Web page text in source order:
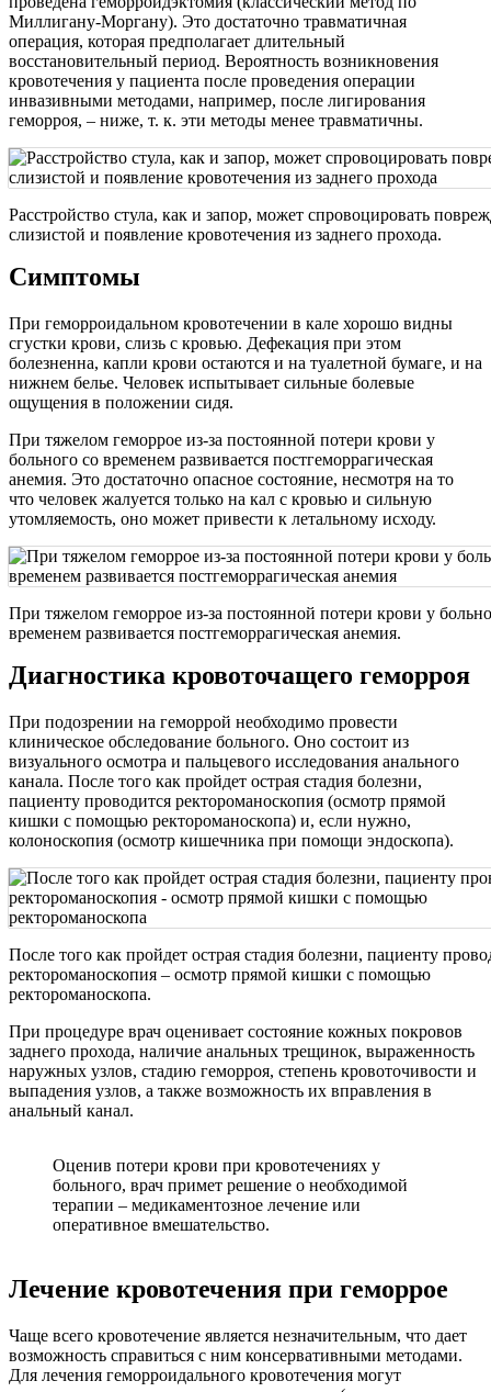
Миллигану-Моргану). Это достаточно травматичная
операция, которая предполагает длительный
восстановительный период. Вероятность возникновения
кровотечения у пациента после проведения операции
инвазивными методами, например, после лигирования
геморроя, – ниже, т. к. эти методы менее травматичны.
Расстройство стула, как и запор, может спровоцировать
слизистой и появление кровотечения из заднего прохода.
Симптомы
При геморроидальном кровотечении в кале хорошо видны
сгустки крови, слизь с кровью. Дефекация при этом
болезненна, капли крови остаются и на туалетной бумаге, и на
нижнем белье. Человек испытывает сильные болевые
ощущения в положении сидя.
При тяжелом геморрое из-за постоянной потери крови у
больного со временем развивается постгеморрагическая
анемия. Это достаточно опасное состояние, несмотря на то
что человек жалуется только на кал с кровью и сильную
утомляемость, оно может привести к летальному исходу.
При тяжелом геморрое из-за постоянной потери крови у
временем развивается постгеморрагическая анемия.
Диагностика кровоточащего геморроя
При подозрении на геморрой необходимо провести
клиническое обследование больного. Оно состоит из
визуального осмотра и пальцевого исследования анального
канала. После того как пройдет острая стадия болезни,
пациенту проводится ректороманоскопия (осмотр прямой
кишки с помощью ректороманоскопа) и, если нужно,
колоноскопия (осмотр кишечника при помощи эндоскопа).
После того как пройдет острая стадия болезни, пациенту
ректороманоскопия – осмотр прямой кишки с помощью
ректороманоскопа.
При процедуре врач оценивает состояние кожных покровов
заднего прохода, наличие анальных трещинок, выраженность
наружных узлов, стадию геморроя, степень кровоточивости и
выпадения узлов, а также возможность их вправления в
анальный канал.
Оценив потери крови при кровотечениях у
больного, врач примет решение о необходимой
терапии – медикаментозное лечение или
оперативное вмешательство.
Лечение кровотечения при геморрое
Чаще всего кровотечение является незначительным, что дает
возможность справиться с ним консервативными методами.
Для лечения геморроидального кровотечения могут